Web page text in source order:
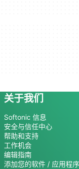
关于我们
Softonic 信息
安全与信任中心
帮助和支持
工作机会
编辑指南
添加您的软件 / 应用程序